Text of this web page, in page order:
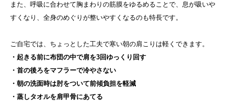
また、呼吸に合わせて胸まわりの筋膜をゆるめることで、息が吸いや
すくなり、全身のめぐりが整いやすくなるのも特長です。
ご自宅では、ちょっとした工夫で寒い朝の肩こりは軽くできます。
・起きる前に布団の中で肩を3回ゆっくり回す
・首の後ろをマフラーで冷やさない
・朝の洗面時は肘をついて前傾負担を軽減
・蒸しタオルを肩甲骨にあてる